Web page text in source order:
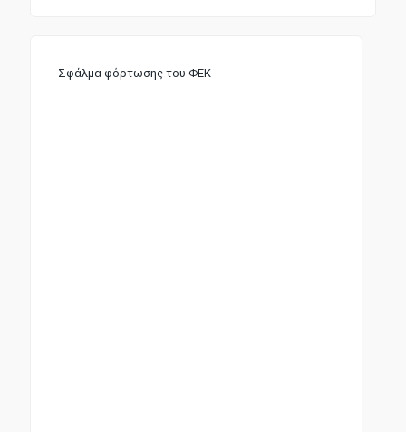
Σφάλμα φόρτωσης του ΦΕΚ